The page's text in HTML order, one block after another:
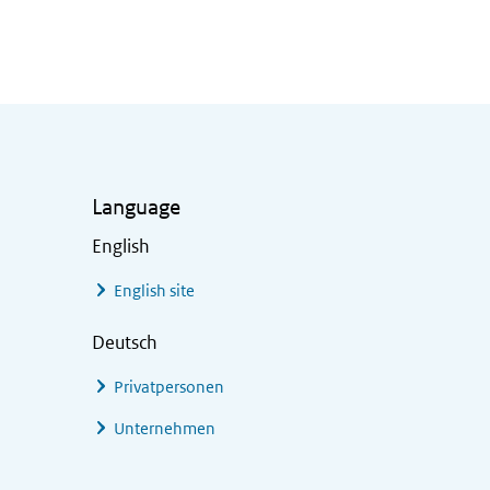
Language
English
English site
Deutsch
Privatpersonen
Unternehmen